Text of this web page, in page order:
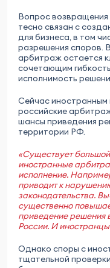
Вопрос
тесно связан с
для бизнеса, в том
разрешения споров.
арбитраж остается
сочетающим
исполнимость
Сейчас иностранным
российские
шансы приведения
территории РФ.
«Существует
иностранные
исполнение.
приводит к
законодательства.
существенно
приведение решения
России. И
Однако споры с
тщательной